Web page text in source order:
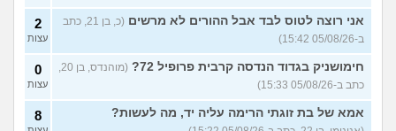
מחזור לאחר כמה שעות, זה
בטוח?
(שלומי, בן 21)
9
עצות
נשוי מפנטז על ליידיבויס
(מאטיטיהו, בן 37)
3
עצות
למישהו יש עצה איך לדכא את
החשק המיני?
אני רוצה לטוס לבד אבל ההורים לא מרשים
(כ, בן 21, כתב
ב-05/08/26 15:42)
2
עצות
חימושניק בגדוד הנדסה קרבית פרופיל 72?
כתב ב-05/08/26 15:33)
0
עצות
אמא של בת זוגתי הרימה עליה יד, מה לעשות? 8